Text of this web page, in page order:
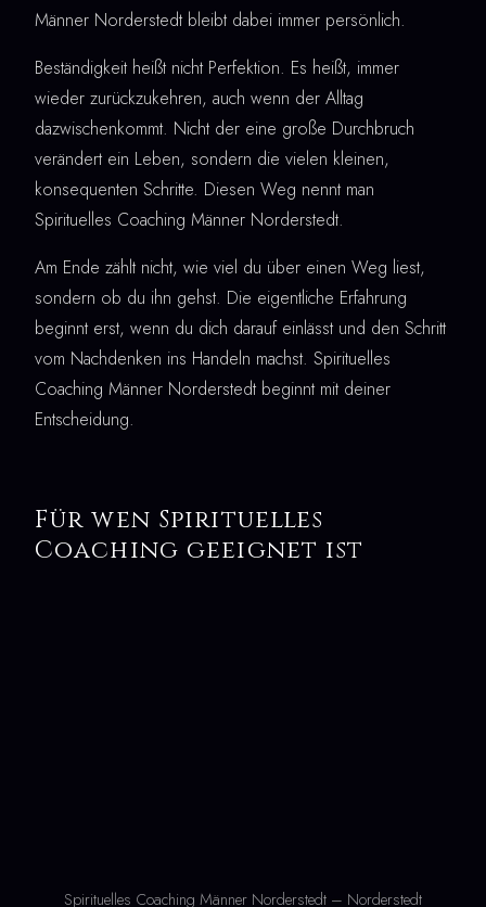
Männer Norderstedt bleibt dabei immer persönlich.
Beständigkeit heißt nicht Perfektion. Es heißt, immer
wieder zurückzukehren, auch wenn der Alltag
dazwischenkommt. Nicht der eine große Durchbruch
verändert ein Leben, sondern die vielen kleinen,
konsequenten Schritte. Diesen Weg nennt man
Spirituelles Coaching Männer Norderstedt.
Am Ende zählt nicht, wie viel du über einen Weg liest,
sondern ob du ihn gehst. Die eigentliche Erfahrung
beginnt erst, wenn du dich darauf einlässt und den Schritt
vom Nachdenken ins Handeln machst. Spirituelles
Coaching Männer Norderstedt beginnt mit deiner
Entscheidung.
Für wen Spirituelles
Coaching geeignet ist
Spirituelles Coaching Männer Norderstedt – Norderstedt